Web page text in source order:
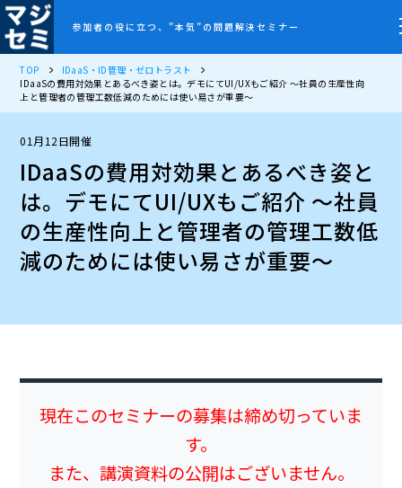
参加者の役に立つ、”本気”の問題解決セミナー
TOP
IDaaS・ID管理・ゼロトラスト
IDaaSの費用対効果とあるべき姿とは。デモにてUI/UXもご紹介 ～社員の生産性向
上と管理者の管理工数低減のためには使い易さが重要～
01月12日開催
IDaaSの費用対効果とあるべき姿と
は。デモにてUI/UXもご紹介 ～社員
の生産性向上と管理者の管理工数低
減のためには使い易さが重要～
現在このセミナーの募集は締め切っていま
す。
また、講演資料の公開はございません。